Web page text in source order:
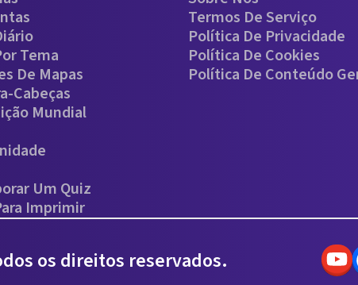
Tema
De Mapas
Cabeças
Mundial
Um Quiz
Imprimir
Termos De Serviço
Política De Privacidade
Política De Cookies
Política De Conteúdo
os direitos reservados.